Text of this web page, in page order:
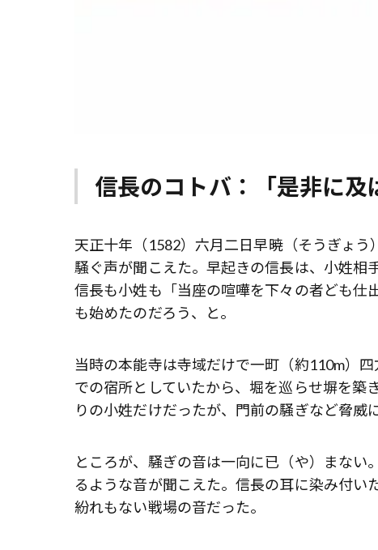
信長のコトバ：「是非に及
天正十年（1582）六月二日早暁（そうぎょ
騒ぐ声が聞こえた。早起きの信長は、小姓相
信長も小姓も「当座の喧嘩を下々の者ども仕
も始めたのだろう、と。
当時の本能寺は寺域だけで一町（約110m）
での宿所としていたから、堀を巡らせ塀を築
りの小姓だけだったが、門前の騒ぎなど脅威
ところが、騒ぎの音は一向に已（や）まな
るような音が聞こえた。信長の耳に染み付い
紛れもない戦場の音だった。